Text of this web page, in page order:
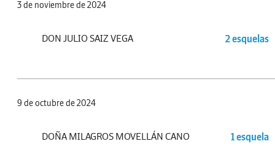
3 de noviembre de 2024
DON JULIO SAIZ VEGA 2 esquelas
9 de octubre de 2024
DOÑA MILAGROS MOVELLÁN CANO 1 esquela